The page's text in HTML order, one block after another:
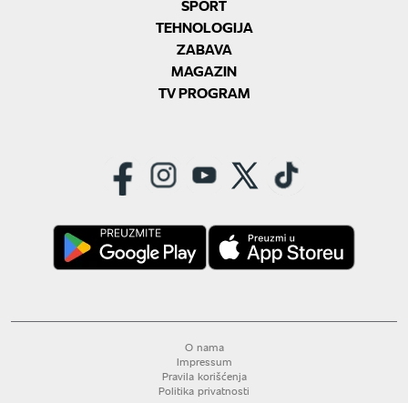
SPORT
TEHNOLOGIJA
ZABAVA
MAGAZIN
TV PROGRAM
O nama
Impressum
Pravila korišćenja
Politika privatnosti